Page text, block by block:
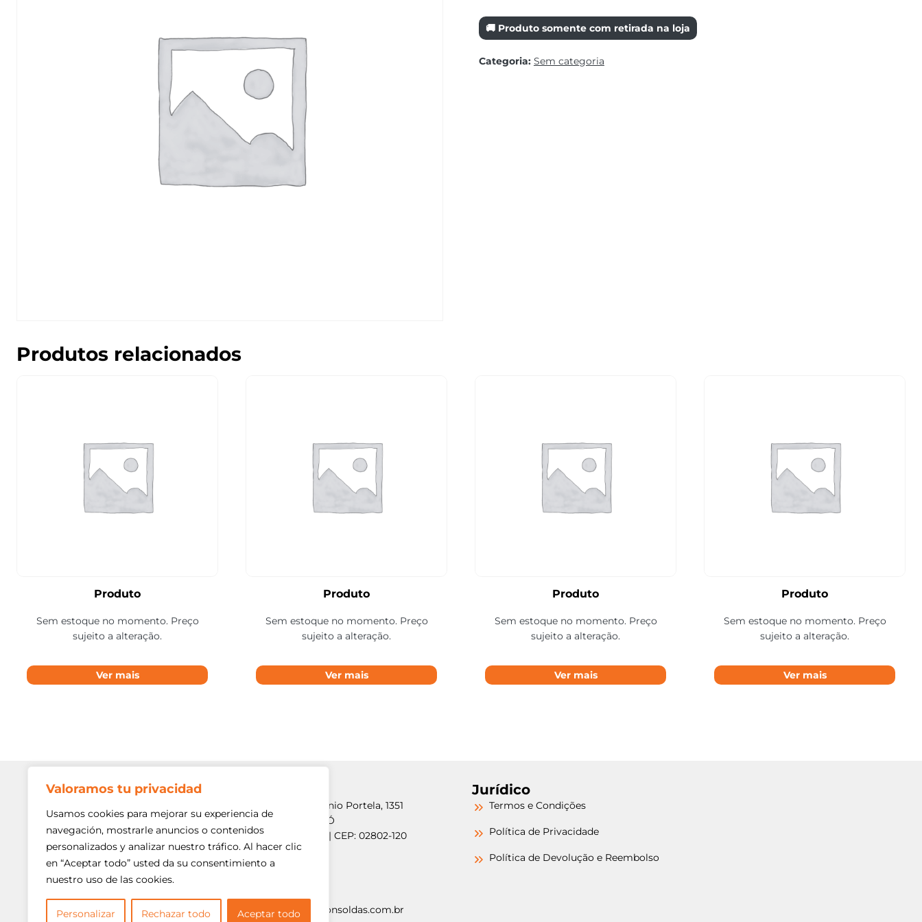
Valoramos tu privacidad
Usamos cookies para mejorar su experiencia de
navegación, mostrarle anuncios o contenidos
personalizados y analizar nuestro tráfico. Al hacer clic
en “Aceptar todo” usted da su consentimiento a
nuestro uso de las cookies.
Personalizar Rechazar todo Aceptar todo
🚚 Produto somente com retirada na loja
Categoria: Sem categoria
Produtos relacionados
Produto
Sem estoque no momento. Preço
sujeito a alteração.
Ver mais
Produto
Sem estoque no momento. Preço
sujeito a alteração.
Ver mais
Produto
Sem estoque no momento. Preço
sujeito a alteração.
Ver mais
Produto
Sem estoque no momento. Preço
sujeito a alteração.
Ver mais
Siga-nos!
Av. Min. Petrônio Portela, 1351
Freguesia do Ó
São Paulo/SP | CEP: 02802-120
contato@argonsoldas.com.br
Jurídico
Termos e Condições
Política de Privacidade
Política de Devolução e Reembolso